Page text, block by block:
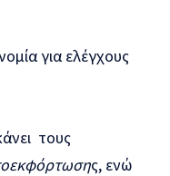
για ελέγχους
τους
ς, ενώ